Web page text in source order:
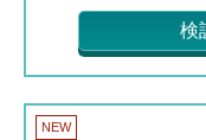
検
NEW